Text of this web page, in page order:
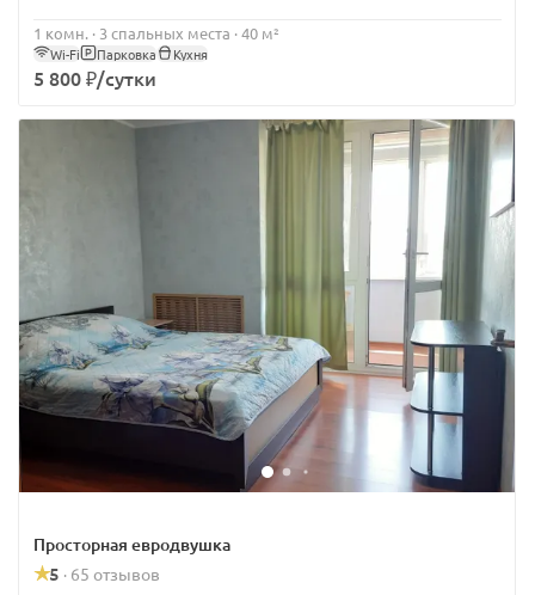
1 комн. · 3 спальных места · 40 м²
Wi-Fi Парковка Кухня
5 800 ₽/сутки
Просторная евродвушка
5 · 65 отзывов